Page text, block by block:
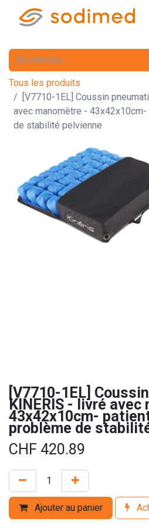
Tous les produits
[V7710-1EL] Coussin
avec manomètre -
de stabilité pelvienne
[V7710-1EL]
KINERIS - livré avec
43x42x10cm-
problème de
CHF 420.89
Ajouter au panier